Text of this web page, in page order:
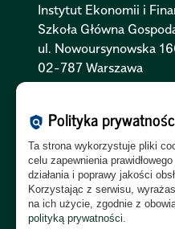
Instytut Ekonomii i
Szkoła Główna
ul. Nowoursynowska
02-787 Warszawa
Polityka Prywatności:
Polityka RODO:PL|EN
policy Polityka
Ta strona wykorzystuje pliki
celu zapewnienia prawidłowego
działania i poprawy jakości
Korzystając z serwisu,
na ich użycie, zgodnie z
polityką prywatności